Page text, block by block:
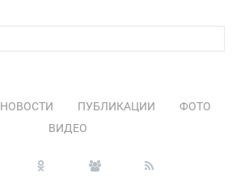
НОВОСТИ ПУБЛИКАЦИИ
ФОТО
ВИДЕО